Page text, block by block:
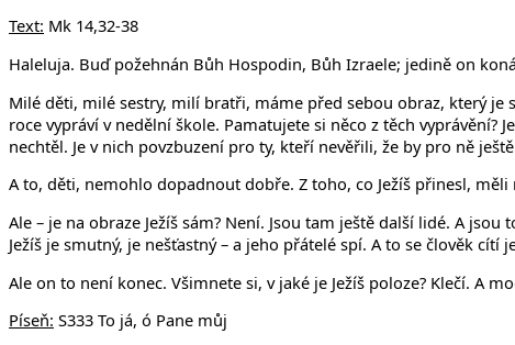
Text: Mk 14,32-38
Haleluja. Buď požehnán Bůh Hospodin, Bůh Izraele; jedině on
Milé děti, milé sestry, milí bratři, máme před sebou obraz, který je
roce vypráví v nedělní škole. Pamatujete si něco z těch
nechtěl. Je v nich povzbuzení pro ty, kteří nevěřili, že by pro ně
A to, děti, nemohlo dopadnout dobře. Z toho, co Ježíš přinesl,
Ale – je na obraze Ježíš sám? Není. Jsou tam ještě další lidé. A
Ježíš je smutný, je nešťastný – a jeho přátelé spí. A to se člověk
Ale on to není konec. Všimnete si, v jaké je Ježíš poloze? Klečí. A
Píseň: S333 To já, ó Pane můj